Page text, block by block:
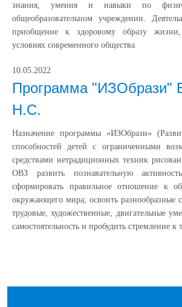
знания, умения и навыки по
общеобразовательном учреждении.
приобщение к здоровому образу
условиях современного общества
10.05.2022
Программа "ИЗОбрази"
Н.С.
Назначение программы «ИЗОбрази»
способностей детей с ограниченными
средствами нетрадиционных техник
ОВЗ развить познавательную
сформировать правильное отношение к
окружающего мира; освоить разнообразные
трудовые, художественные, двигательные
самостоятельность и пробудить стремление к